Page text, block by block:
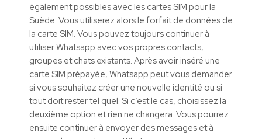
également possibles avec les cartes SIM pour la
Suède. Vous utiliserez alors le forfait de données de
la carte SIM. Vous pouvez toujours continuer à
utiliser Whatsapp avec vos propres contacts,
groupes et chats existants. Après avoir inséré une
carte SIM prépayée, Whatsapp peut vous demander
si vous souhaitez créer une nouvelle identité ou si
tout doit rester tel quel. Si c’est le cas, choisissez la
deuxième option et rien ne changera. Vous pourrez
ensuite continuer à envoyer des messages et à